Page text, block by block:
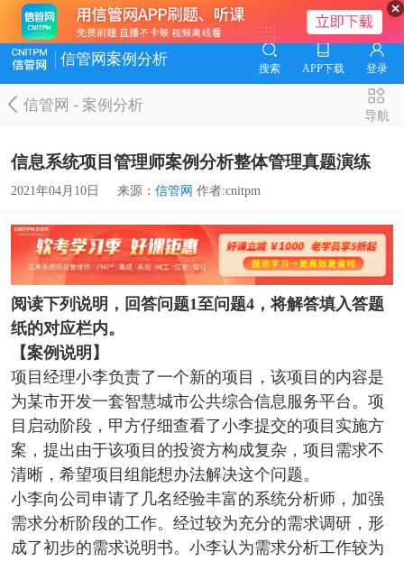
信管网案例分析
搜索 APP下载 登录
信管网- 案例分析
导航
信息系统项目管理师案例分析整体管理真题演练
2021年04月10日 来源： 信管网 作者:cnitpm
阅读下列说明，回答问题1至问题4，将解答填入答题
纸的对应栏内。
【案例说明】
项目经理小李负责了一个新的项目，该项目的内容是
为某市开发一套智慧城市公共综合信息服务平台。项
目启动阶段，甲方仔细查看了小李提交的项目实施方
案，提出由于该项目的投资方构成复杂，项目需求不
清晰，希望项目组能想办法解决这个问题。
小李向公司申请了几名经验丰富的系统分析师，加强
需求分析阶段的工作。经过较为充分的需求调研，形
成了初步的需求说明书。小李认为需求分析工作较为